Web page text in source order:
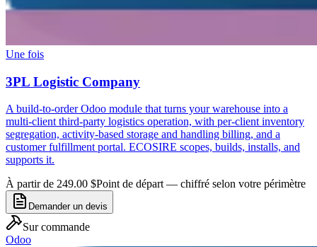
Une fois
3PL Logistic Company
A build-to-order Odoo module that turns your warehouse into a
multi-client third-party logistics operation, with per-client inventory
segregation, activity-based storage and handling billing, and a
customer fulfillment portal. ECOSIRE scopes, builds, installs, and
supports it.
À partir de 249.00 $Point de départ — chiffré selon votre périmètre
Demander un devis
Sur commande
Odoo